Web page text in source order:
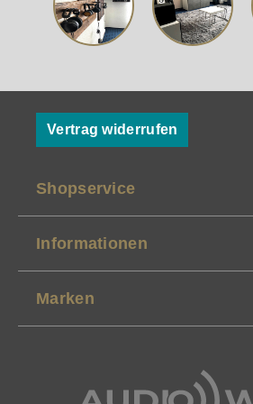
Klarheit und Kontrolle in die
bringt – und damit die Grundlage
angeschlossene DAC sein volles
systemfreundlich und fokussiert
am Ende geht: Musik.
Vertrag widerrufen
Shopservice
Informationen
Marken